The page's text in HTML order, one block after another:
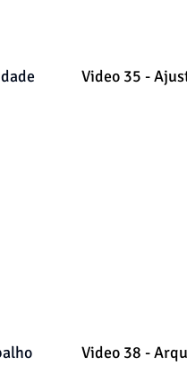
Video 35 -
Video 38 -